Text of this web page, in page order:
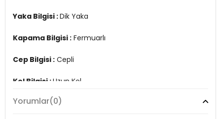
Yaka Bilgisi :Dik Yaka
Kapama Bilgisi : Fermuarlı
Cep Bilgisi : Cepli
Kol Bilgisi :Uzun Kol
Kalıp Bilgisi :Slim Fit
Yorumlar(0)